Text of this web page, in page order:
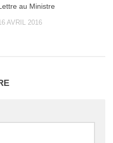
au Ministre
AVRIL 2016